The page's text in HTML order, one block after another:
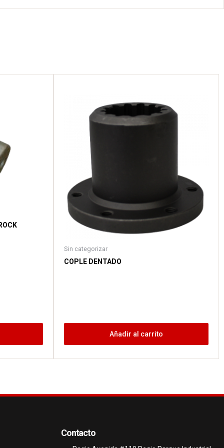
Sin categorizar
COPLE DENTADO
Añadir al carrito
Contacto